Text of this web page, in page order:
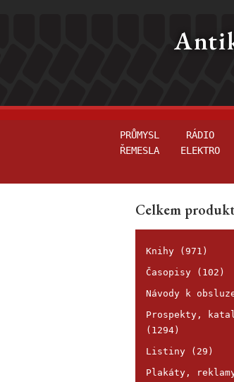
PRŮMYSL
ŘEMESLA
RÁDIO
ELEKTRO
Celkem
Knihy (971)
Časopisy (102)
Návody k
Prospekty,
(1294)
Listiny (29)
Plakáty,